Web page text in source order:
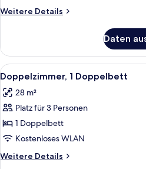
Weitere Details
Weitere
2 Einzelbetten
Daten
Alle
Fotos
für
Doppelzimmer,
1
Doppelbett
anzeigen
7
Doppelzimmer, 1 Doppelbett
28 m²
Platz für 3 Personen
1 Doppelbett
Kostenloses WLAN
Weitere Details
Weitere